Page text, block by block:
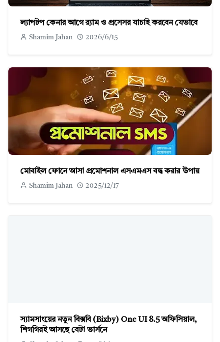
ল্যাপটপ কেনার আগে র‍্যাম ও প্রসেসর যাচাই করবেন যেভাবে
Shamim Jahan 2026/6/15
মোবাইল ফোনে আসা প্রমোশনাল এসএমএস বন্ধ করার উপায়
Shamim Jahan 2025/12/17
স্যামসাংয়ের নতুন বিক্সবি (Bixby) One UI 8.5 অফিসিয়াল,
শিগগিরই আসছে বেটা ভার্সনে